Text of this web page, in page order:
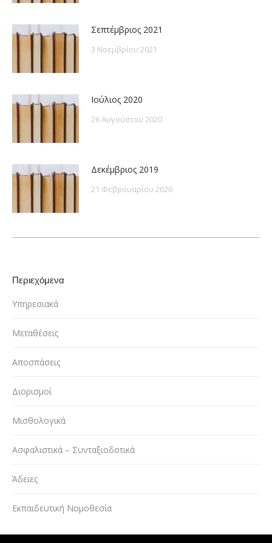
Σεπτέμβριος 2021
3 Νοεμβρίου 2021
Ιούλιος 2020
26 Αυγούστου 2020
Δεκέμβριος 2019
21 Φεβρουαρίου 2020
Περιεχόμενα
Υπηρεσιακά
Μεταθέσεις
Αποσπάσεις
Διορισμοί
Μισθολογικά
Ασφαλιστικά – Συνταξιοδοτικά
Άδειες
Εκπαιδευτική Νομοθεσία